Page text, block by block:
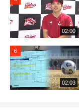
02:00
02:03